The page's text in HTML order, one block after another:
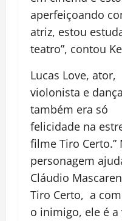
aperfeiçoando
atriz, estou
teatro”, contou
Lucas Love, ator,
violonista e
também era só
felicidade na
filme Tiro Certo.”
personagem
Cláudio
Tiro Certo, a
o inimigo, ele é a